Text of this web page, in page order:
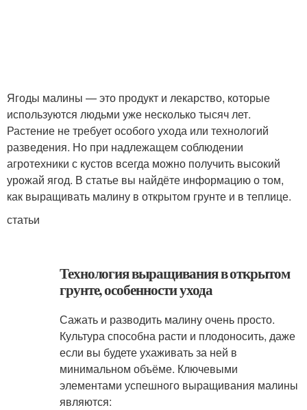
Ягоды малины — это продукт и лекарство, которые
используются людьми уже несколько тысяч лет.
Растение не требует особого ухода или технологий
разведения. Но при надлежащем соблюдении
агротехники с кустов всегда можно получить высокий
урожай ягод. В статье вы найдёте информацию о том,
как выращивать малину в открытом грунте и в теплице.
статьи
Технология выращивания в открытом
грунте, особенности ухода
Сажать и разводить малину очень просто.
Культура способна расти и плодоносить, даже
если вы будете ухаживать за ней в
минимальном объёме. Ключевыми
элементами успешного выращивания малины
являются: